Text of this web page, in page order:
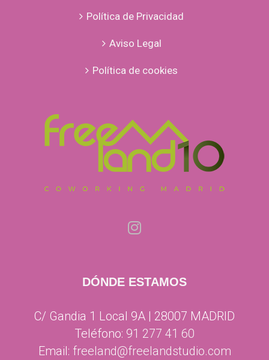
Política de Privacidad
Aviso Legal
Política de cookies
DÓNDE ESTAMOS
C/ Gandia 1 Local 9A | 28007 MADRID
Teléfono: 91 277 41 60
Email: freeland@freelandstudio.com